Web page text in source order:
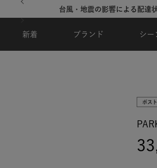
台風・地震の影響による配達
新着 ブランド シー
ポス